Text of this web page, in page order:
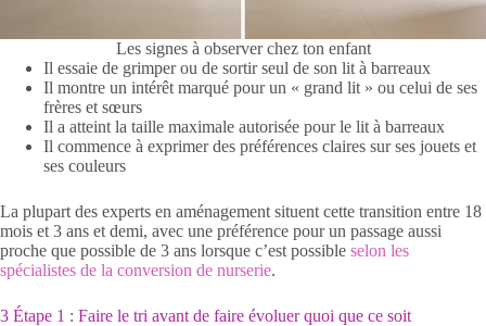
Les signes à observer chez ton enfant
Il essaie de grimper ou de sortir seul de son lit à barreaux
Il montre un intérêt marqué pour un « grand lit » ou celui de ses
frères et sœurs
Il a atteint la taille maximale autorisée pour le lit à barreaux
Il commence à exprimer des préférences claires sur ses jouets et
ses couleurs
La plupart des experts en aménagement situent cette transition entre 18
mois et 3 ans et demi, avec une préférence pour un passage aussi
proche que possible de 3 ans lorsque c’est possible selon les
spécialistes de la conversion de nurserie.
3 Étape 1 : Faire le tri avant de faire évoluer quoi que ce soit